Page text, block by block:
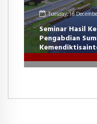
Tuesday, 16
Seminar Hasil
Pengabdian